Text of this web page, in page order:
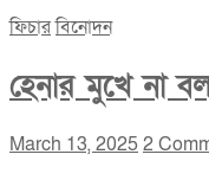
Share
ফিচারবিনোদন
হেনার মুখে না
March 13, 20252